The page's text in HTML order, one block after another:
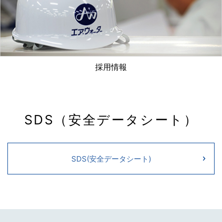
採用情報
SDS（安全データシート）
SDS(安全データシート)